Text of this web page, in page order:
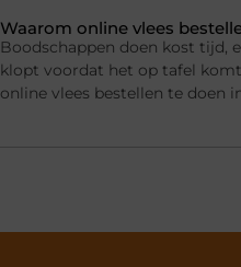
Waarom online vlees
Boodschappen doen kost tijd,
klopt voordat het op tafel
online vlees bestellen te doen